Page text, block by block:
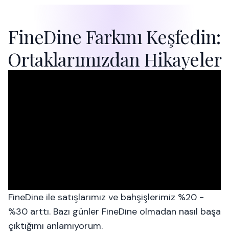
FineDine Farkını Keşfedin:
Ortaklarımızdan Hikayeler
FineDine ile satışlarımız ve bahşişlerimiz %20 -
%30 arttı. Bazı günler FineDine olmadan nasıl başa
çıktığımı anlamıyorum.